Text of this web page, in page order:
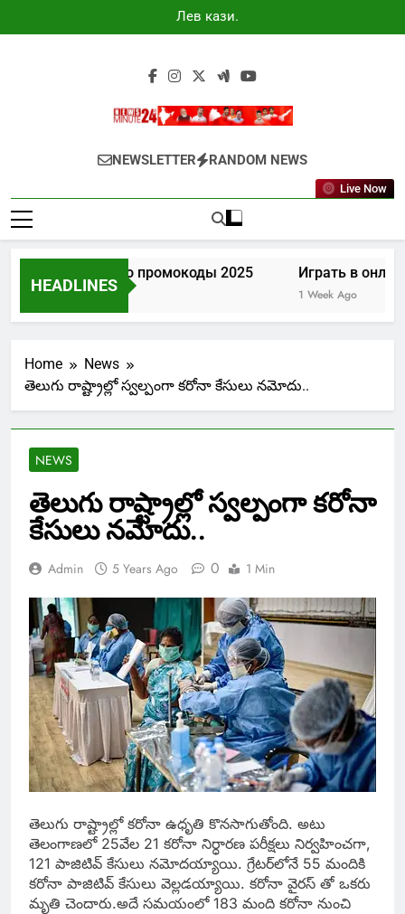
to
Лев казино
промокоды
Newsminute24
Get All Updated Telugu News
NEWSLETTER RANDOM NEWS
Live Now
HEADLINES
Лев казино промокоды 2025
6 Days Ago
Играть в
1 Week Ago
Home
News
తెలుగు రాష్ట్రాల్లో స్వల్పంగా కరోనా కేసులు నమోదు..
NEWS
తెలుగు రాష్ట్రాల్లో స్వల్పంగా కరోనా
కేసులు నమోదు..
Admin 5 Years Ago 0 1 Min
తెలుగు రాష్ట్రాల్లో కరోనా ఉధృతి కొనసాగుతోంది. అటు
తెలంగాణలో 25వేల 21 కరోనా నిర్ధారణ పరీక్షలు నిర్వహించగా,
121 పాజిటివ్ కేసులు నమోదయ్యాయి. గ్రేటర్‌లోనే 55 మందికి
కరోనా పాజిటివ్ కేసులు వెల్లడయ్యాయి. కరోనా వైరస్ తో ఒకరు
మృతి చెందారు.అదే సమయంలో 183 మంది కరోనా నుంచి